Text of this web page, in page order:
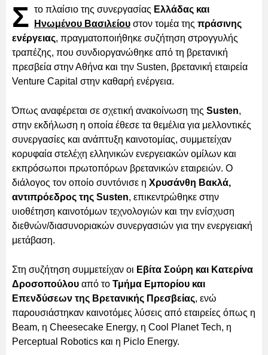
Σ το πλαίσιο της συνεργασίας Ελλάδας και
Ηνωμένου Βασιλείου στον τομέα της πράσινης
ενέργειας, πραγματοποιήθηκε συζήτηση στρογγυλής
τραπέζης, που συνδιοργανώθηκε από τη βρετανική
πρεσβεία στην Αθήνα και την Susten, βρετανική εταιρεία
Venture Capital στην καθαρή ενέργεια.
Όπως αναφέρεται σε σχετική ανακοίνωση της Susten,
στην εκδήλωση η οποία έθεσε τα θεμέλια για μελλοντικές
συνεργασίες και ανάπτυξη καινοτομίας, συμμετείχαν
κορυφαία στελέχη ελληνικών ενεργειακών ομίλων και
εκπρόσωποι πρωτοπόρων βρετανικών εταιρειών. Ο
διάλογος τον οποίο συντόνισε η Χρυσάνθη Βακλά,
αντιπρόεδρος της Susten, επικεντρώθηκε στην
υιοθέτηση καινοτόμων τεχνολογιών και την ενίσχυση
διεθνών/διασυνοριακών συνεργασιών για την ενεργειακή
μετάβαση.
Στη συζήτηση συμμετείχαν οι Εβίτα Σούρη και Κατερίνα
Δροσοπούλου από το Τμήμα Εμπορίου και
Επενδύσεων της Βρετανικής Πρεσβείας, ενώ
παρουσιάστηκαν καινοτόμες λύσεις από εταιρείες όπως η
Beam, η Cheesecake Energy, η Cool Planet Tech, η
Perceptual Robotics και η Piclo Energy.